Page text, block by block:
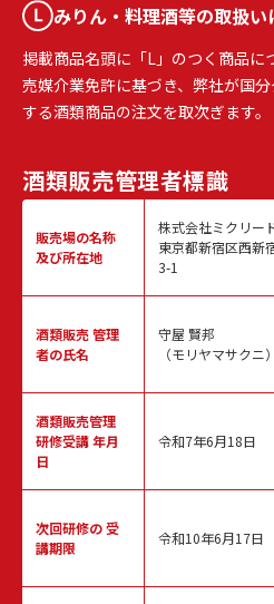
みりん・料理酒等の取扱い
掲載商品名頭に「L」のつく商品に
売媒介業免許に基づき、弊社が国
する酒類商品の注文を取次ぎます。
酒類販売管理者標識
販売場の名称
及び所在地
酒類販売管理
者の氏名
酒類販売管理
研修受講 年月
日
次回研修の受
講期限
株式会社ミクリー
東京都新宿区西新
3-1
守屋 賢邦
（モリヤマサクニ）
令和7年6月18日
令和10年6月17日